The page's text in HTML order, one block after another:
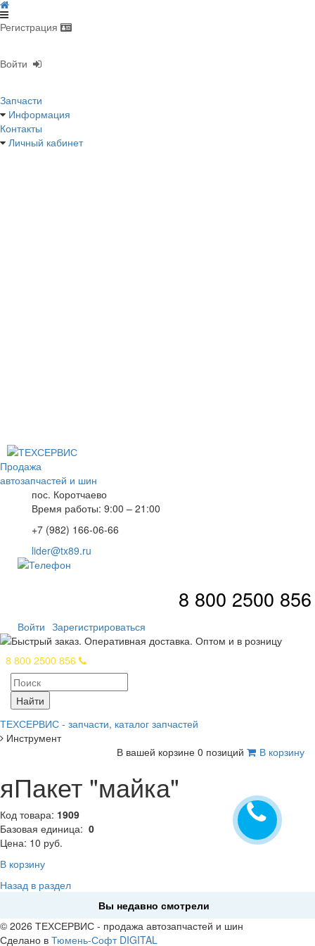
Регистрация
Войти
Запчасти
Информация
Контакты
Личный кабинет
Продажа
автозапчастей и шин
пос. Коротчаево
Время работы: 9:00 – 21:00
+7 (982) 166-06-66
lider@tx89.ru
8 800 2500 856
Войти Зарегистрироваться
8 800 2500 856
Найти
ТЕХСЕРВИС - запчасти, каталог запчастей
Инструмент
В вашей корзине 0 позиций
В корзину
яПакет "майка"
Код товара: 1909
Базовая единица: 0
Цена: 10 руб.
В корзину
Назад в раздел
Вы недавно смотрели
© 2026 ТЕХСЕРВИС - продажа автозапчастей и шин
Сделано в Тюмень-Софт DIGITAL